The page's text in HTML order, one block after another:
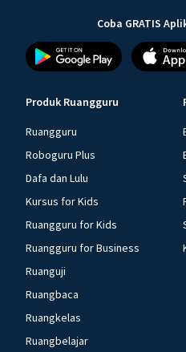
Coba GRATIS
Produk Ruangguru
Ruangguru
Roboguru Plus
Dafa dan Lulu
Kursus for Kids
Ruangguru for Kids
Ruangguru for Business
Ruanguji
Ruangbaca
Ruangkelas
Ruangbelajar